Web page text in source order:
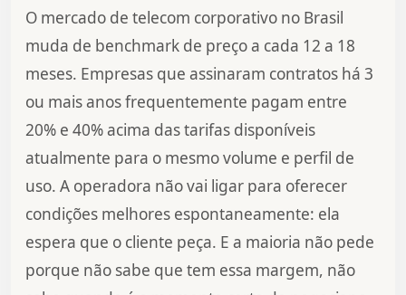
O mercado de telecom corporativo no Brasil
muda de benchmark de preço a cada 12 a 18
meses. Empresas que assinaram contratos há 3
ou mais anos frequentemente pagam entre
20% e 40% acima das tarifas disponíveis
atualmente para o mesmo volume e perfil de
uso. A operadora não vai ligar para oferecer
condições melhores espontaneamente: ela
espera que o cliente peça. E a maioria não pede
porque não sabe que tem essa margem, não